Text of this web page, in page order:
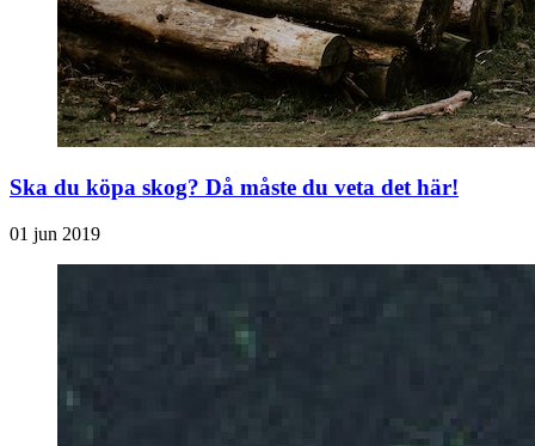
Ska du köpa skog? Då måste du veta det här!
01 jun 2019